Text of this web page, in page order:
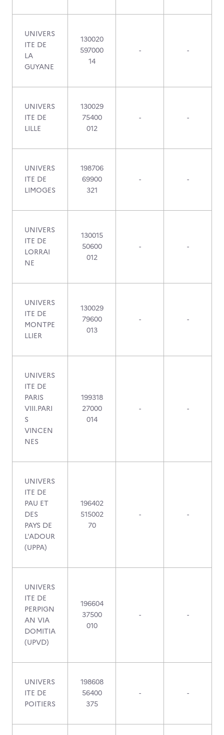
UNIVERS
ITE DE
LA
GUYANE
130020
597000
14
- -
UNIVERS
ITE DE
LILLE
130029
75400
012
- -
UNIVERS
ITE DE
LIMOGES
198706
69900
321
- -
UNIVERS
ITE DE
LORRAI
NE
130015
50600
012
- -
UNIVERS
ITE DE
MONTPE
LLIER
130029
79600
013
- -
UNIVERS
ITE DE
PARIS
VIII.PARI
S
VINCEN
NES
199318
27000
014
- -
UNIVERS
ITE DE
PAU ET
DES
PAYS DE
L'ADOUR
(UPPA)
196402
515002
70
- -
UNIVERS
ITE DE
PERPIGN
AN VIA
DOMITIA
(UPVD)
196604
37500
010
- -
UNIVERS
ITE DE
POITIERS
198608
56400
375
- -